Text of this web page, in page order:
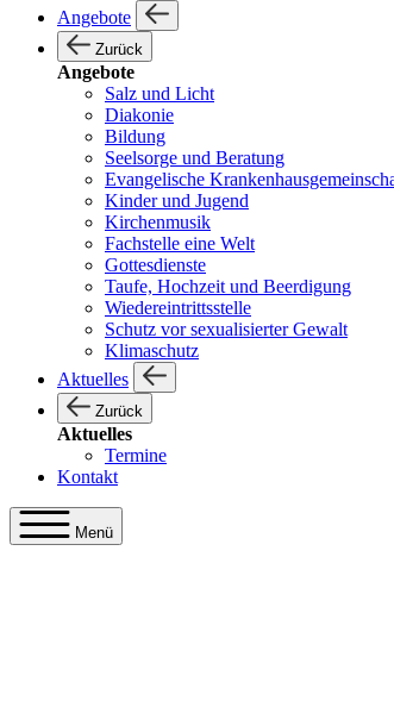
Angebote
Zurück
Angebote
Salz und Licht
Diakonie
Bildung
Seelsorge und Beratung
Evangelische
Kinder und Jugend
Kirchenmusik
Fachstelle eine Welt
Gottesdienste
Taufe, Hochzeit und Beerdigung
Wiedereintrittsstelle
Schutz vor sexualisierter Gewalt
Klimaschutz
Aktuelles
Zurück
Aktuelles
Termine
Kontakt
Menü